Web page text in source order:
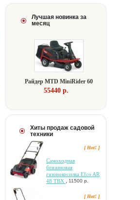
Лучшая новинка за
месяц
Paйдep MTD MiniRider 60
55440 p.
Хиты продаж садовой
техники
[ Hot! ]
Самоходная
бензиновая
газонокосилка Efco AR
48 TBX , 11500 р.
[ Hot! ]